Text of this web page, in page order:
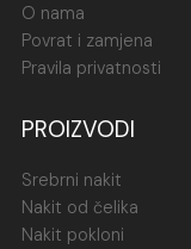
O nama
Povrat i zamjena
Pravila privatnosti
PROIZVODI
Srebrni nakit
Nakit od čelika
Nakit pokloni